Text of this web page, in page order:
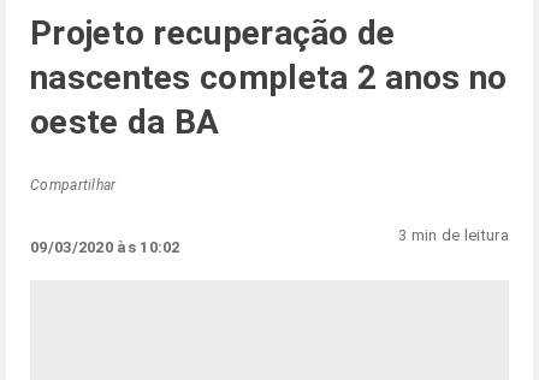
Projeto recuperação de
nascentes completa 2 anos no
oeste da BA
Compartilhar
09/03/2020 às 10:02
3 min de leitura